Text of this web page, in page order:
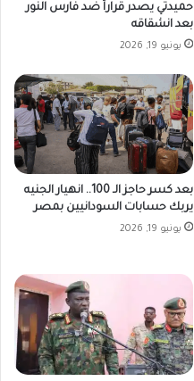
حميدتي يصدر قراراً ضد فارس النور
بعد انشقاقه
يونيو 19, 2026
بعد كسر حاجز الـ 100.. انهيار الجنيه
يربك حسابات السودانيين بمصر
يونيو 19, 2026